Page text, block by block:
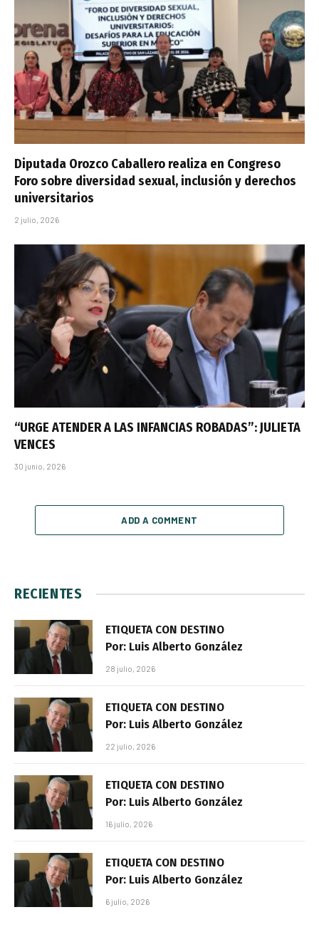
Diputada Orozco Caballero realiza en Congreso
Foro sobre diversidad sexual, inclusión y derechos
universitarios
2 julio, 2026
“URGE ATENDER A LAS INFANCIAS ROBADAS”: JULIETA
VENCES
30 junio, 2026
ADD A COMMENT
RECIENTES
ETIQUETA CON DESTINO
Por: Luis Alberto González
28 julio, 2026
ETIQUETA CON DESTINO
Por: Luis Alberto González
22 julio, 2026
ETIQUETA CON DESTINO
Por: Luis Alberto González
16 julio, 2026
ETIQUETA CON DESTINO
Por: Luis Alberto González
6 julio, 2026